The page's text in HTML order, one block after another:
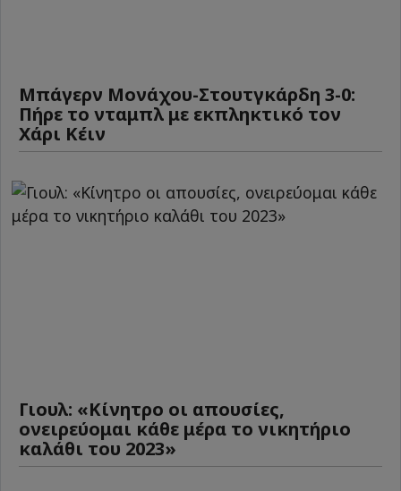
Μπάγερν Μονάχου-Στουτγκάρδη 3-0:
Πήρε το νταμπλ με εκπληκτικό τον
Χάρι Κέιν
Γιουλ: «Κίνητρο οι απουσίες,
ονειρεύομαι κάθε μέρα το νικητήριο
καλάθι του 2023»